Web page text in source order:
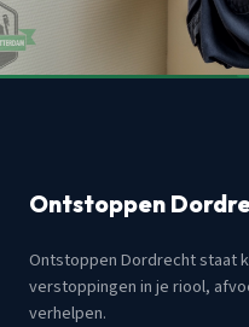
Ontstoppen
Ontstoppen Dordrecht staat
verstoppingen in je riool,
verhelpen.